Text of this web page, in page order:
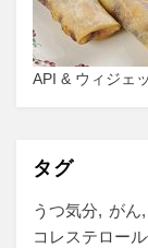
API & ウィジェ
タグ
うつ気分 がん
コレステロー